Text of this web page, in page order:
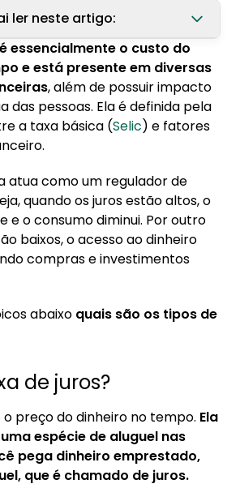
ler neste artigo:
de juros?
as taxas de juros?
de juros
de juros é definida
a taxa de juros
efetivo total nas taxas de
essencialmente o custo do
e está presente em diversas
, além de possuir impacto
das pessoas. Ela é definida pela
a taxa básica (Selic) e fatores
atua como um regulador de
quando os juros estão altos, o
e o consumo diminui. Por outro
baixos, o acesso ao dinheiro
compras e investimentos
abaixo quais são os tipos de
de juros?
o preço do dinheiro no tempo. Ela
espécie de aluguel nas
pega dinheiro emprestado,
que é chamado de juros.